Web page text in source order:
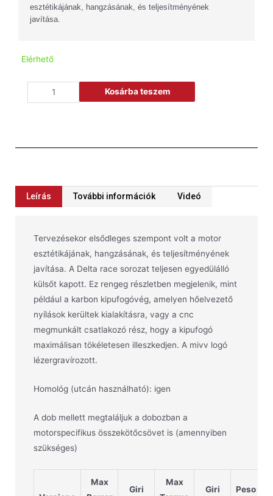
esztétikájának, hangzásának, és teljesítményének
javítása.
Elérhető
Kosárba teszem
Leírás További információk Videó
Tervezésekor elsődleges szempont volt a motor
esztétikájának, hangzásának, és teljesítményének
javítása. A Delta race sorozat teljesen egyedülálló
külsőt kapott. Ez rengeg részletben megjelenik, mint
például a karbon kipufogóvég, amelyen hőelvezető
nyílások kerültek kialakításra, vagy a cnc
megmunkált csatlakozó rész, hogy a kipufogó
maximálisan tökéletesen illeszkedjen. A mivv logó
lézergravírozott.
Homológ (utcán használható): igen
A dob mellett megtaláljuk a dobozban a
motorspecifikus összekötőcsövet is (amennyiben
szükséges)
Max
Giri
Max
Giri Peso